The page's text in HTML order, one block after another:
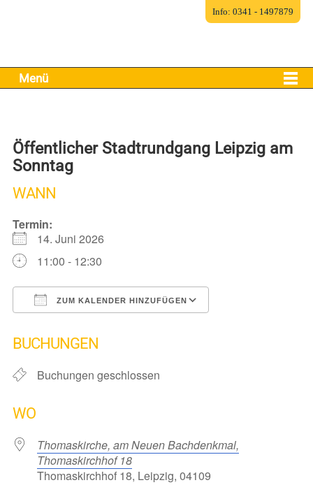
Menü
Öffentlicher Stadtrundgang Leipzig am
Sonntag
WANN
Termin:
14. Juni 2026
11:00 - 12:30
ZUM KALENDER HINZUFÜGEN
BUCHUNGEN
Buchungen geschlossen
WO
Thomaskirche, am Neuen Bachdenkmal,
Thomaskirchhof 18
Thomaskirchhof 18, Leipzig, 04109
Info: 0341 - 1497879